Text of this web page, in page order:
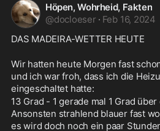
Höpen, Wohrheid, Fakten
@docloeser · Feb 16, 2024
DAS MADEIRA-WETTER HEUTE
Wir hatten heute Morgen fast
und ich war froh, dass ich die
eingeschaltet hatte:
13 Grad - 1 gerade mal 1 Grad
Ansonsten strahlend blauer fast
es wird doch noch ein paar